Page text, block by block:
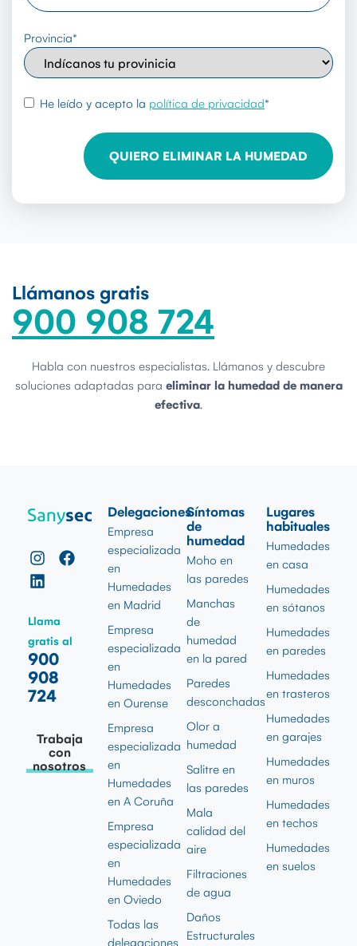
Provincia*
rgpd*
He leído y acepto la política de privacidad*
Llámanos gratis
900 908 724
Habla con nuestros especialistas. Llámanos y descubre
soluciones adaptadas para eliminar la humedad de manera
efectiva.
Llama
gratis al
900
908
724
Trabaja
con
nosotros
Delegaciones
Empresa
especializada
en
Humedades
en Madrid
Empresa
especializada
en
Humedades
en Ourense
Empresa
especializada
en
Humedades
en A Coruña
Empresa
especializada
en
Humedades
en Oviedo
Todas las
delegaciones
Síntomas
de
humedad
Moho en
las paredes
Manchas
de
humedad
en la pared
Paredes
desconchadas
Olor a
humedad
Salitre en
las paredes
Mala
calidad del
aire
Filtraciones
de agua
Daños
Estructurales
Lugares
habituales
Humedades
en casa
Humedades
en sótanos
Humedades
en paredes
Humedades
en trasteros
Humedades
en garajes
Humedades
en muros
Humedades
en techos
Humedades
en suelos